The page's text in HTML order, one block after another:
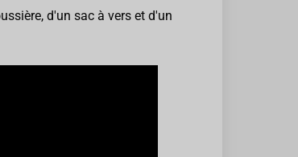
d'un sac à vers et d'un